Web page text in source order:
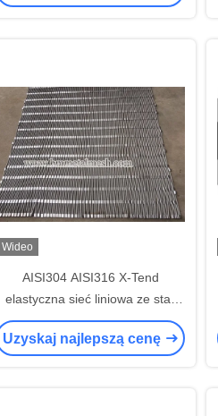
Wideo
AISI304 AISI316 X-Tend
elastyczna sieć liniowa ze stali
nierdzewnej do ogrodzenia
ogrodzeń zwierząt w ogrodzie
Uzyskaj najlepszą cenę